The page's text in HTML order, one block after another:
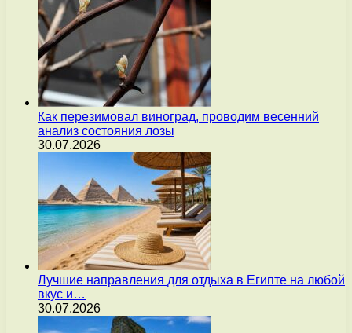
Как перезимовал виноград, проводим весенний
анализ состояния лозы
30.07.2026
Лучшие направления для отдыха в Египте на любой
вкус и…
30.07.2026